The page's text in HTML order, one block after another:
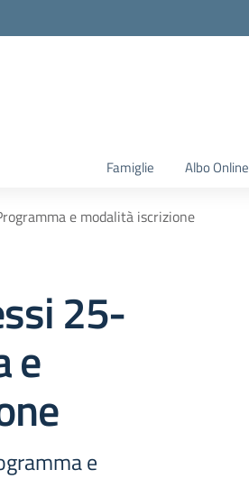
Famiglie Albo Online
e modalità iscrizione
25-
e
e